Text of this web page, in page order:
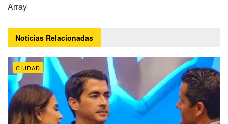
Array
Noticias Relacionadas
CIUDAD